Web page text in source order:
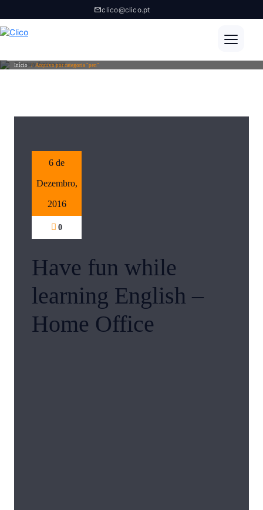
clico@clico.pt
Category Archive pen
Início / Arquivo por categoria "pen"
6 de
Dezembro,
2016
0
Have fun while
learning English –
Home Office